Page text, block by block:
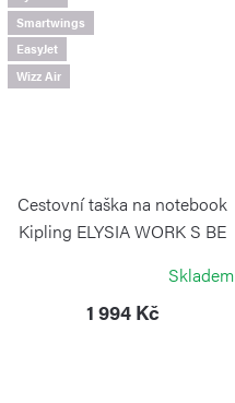
Smartwings
EasyJet
Wizz Air
Cestovní taška na notebook
Kipling ELYSIA WORK S BE
Skladem
1 994 Kč